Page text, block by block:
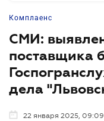
Комплаенс
СМИ:
поставщика
дела
22 января 2025, 09:09